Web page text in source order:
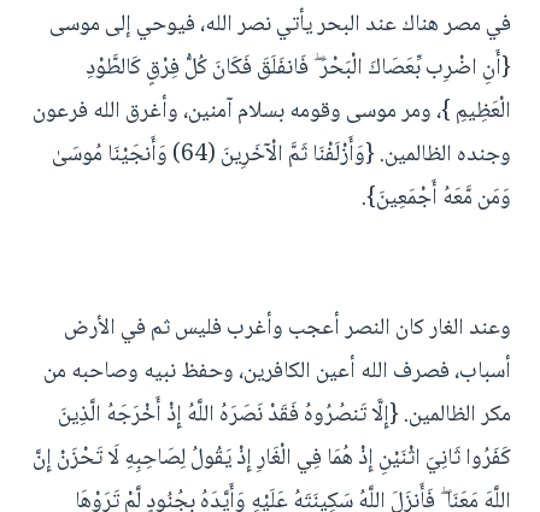
في مصر هناك عند البحر يأتي نصر الله، فيوحي إلى موسى
{أَنِ اضْرِب بِّعَصَاكَ الْبَحْرَ ۖ فَانفَلَقَ فَكَانَ كُلُّ فِرْقٍ كَالطَّوْدِ
الْعَظِيمِ }، ومر موسى وقومه بسلام آمنين، وأغرق الله فرعون
وجنده الظالمين. {وَأَزْلَفْنَا ثَمَّ الْآخَرِينَ (64) وَأَنجَيْنَا مُوسَىٰ
وَمَن مَّعَهُ أَجْمَعِينَ}.
وعند الغار كان النصر أعجب وأغرب فليس ثم في الأرض
أسباب، فصرف الله أعين الكافرين، وحفظ نبيه وصاحبه من
مكر الظالمين. {إِلَّا تَنصُرُوهُ فَقَدْ نَصَرَهُ اللَّهُ إِذْ أَخْرَجَهُ الَّذِينَ
كَفَرُوا ثَانِيَ اثْنَيْنِ إِذْ هُمَا فِي الْغَارِ إِذْ يَقُولُ لِصَاحِبِهِ لَا تَحْزَنْ إِنَّ
اللَّهَ مَعَنَا ۖ فَأَنزَلَ اللَّهُ سَكِينَتَهُ عَلَيْهِ وَأَيَّدَهُ بِجُنُودٍ لَّمْ تَرَوْهَا